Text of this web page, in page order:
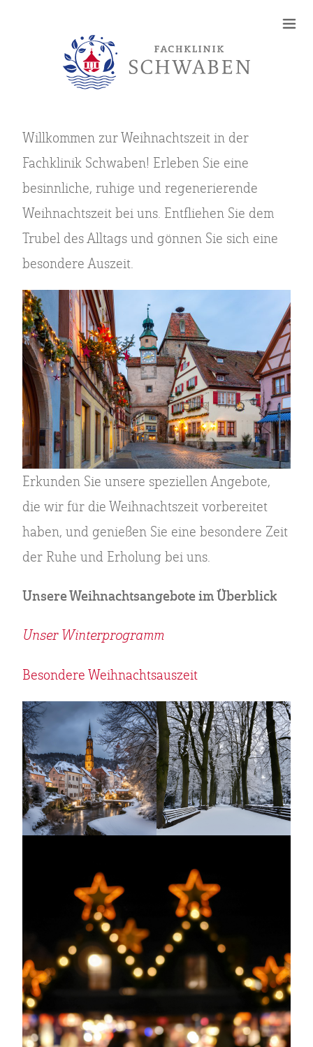
Willkommen zur Weihnachtszeit in der
Fachklinik Schwaben! Erleben Sie eine
besinnliche, ruhige und regenerierende
Weihnachtszeit bei uns. Entfliehen Sie dem
Trubel des Alltags und gönnen Sie sich eine
besondere Auszeit.
Erkunden Sie unsere speziellen Angebote,
die wir für die Weihnachtszeit vorbereitet
haben, und genießen Sie eine besondere Zeit
der Ruhe und Erholung bei uns.
Unsere Weihnachtsangebote im Überblick
Unser Winterprogramm
Besondere Weihnachtsauszeit